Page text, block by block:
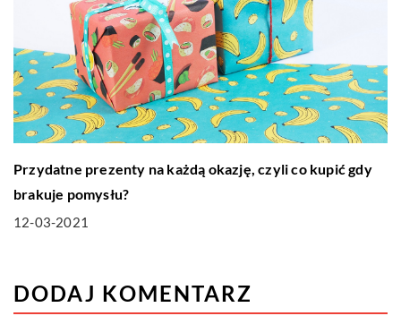
Przydatne prezenty na każdą okazję, czyli co kupić gdy
brakuje pomysłu?
12-03-2021
DODAJ KOMENTARZ